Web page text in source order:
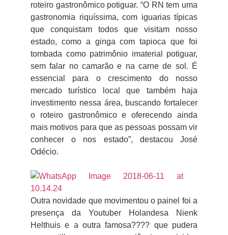
roteiro gastronômico potiguar. “O RN tem uma
gastronomia riquíssima, com iguarias típicas
que conquistam todos que visitam nosso
estado, como a ginga com tapioca que foi
tombada como patrimônio imaterial potiguar,
sem falar no camarão e na carne de sol. É
essencial para o crescimento do nosso
mercado turístico local que também haja
investimento nessa área, buscando fortalecer
o roteiro gastronômico e oferecendo ainda
mais motivos para que as pessoas possam vir
conhecer o nos estado”, destacou José
Odécio.
Outra novidade que movimentou o painel foi a
presença da Youtuber Holandesa Nienk
Helthuis e a outra famosa???? que pudera